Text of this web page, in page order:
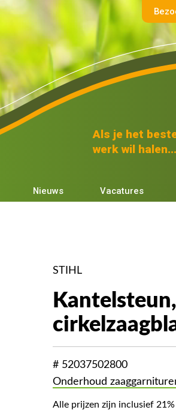
Als je het
werk wil halen...
Nieuws Vacatures
STIHL
# 52037502800
Onderhoud
Alle prijzen zijn inclusief 21%